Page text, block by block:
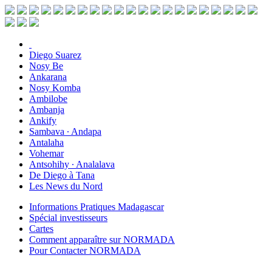
Diego Suarez
Nosy Be
Ankarana
Nosy Komba
Ambilobe
Ambanja
Ankify
Sambava ∙ Andapa
Antalaha
Vohemar
Antsohihy ∙ Analalava
De Diego à Tana
Les News du Nord
Informations Pratiques Madagascar
Spécial investisseurs
Cartes
Comment apparaître sur NORMADA
Pour Contacter NORMADA